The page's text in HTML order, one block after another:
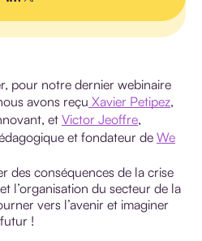
pour notre dernier webinaire
avons reçu Xavier Petipez,
et Victor Jeoffre,
et fondateur de We
des conséquences de la crise
l’organisation du secteur de la
vers l’avenir et imaginer
!